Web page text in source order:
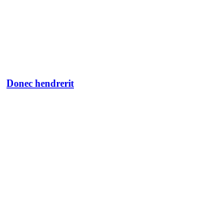
Donec hendrerit